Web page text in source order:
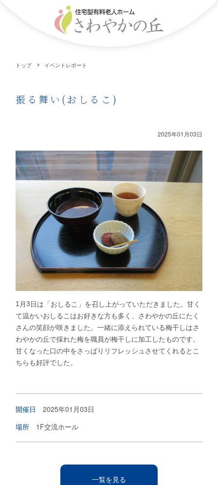
トップ イベントレポート
振る舞い(おしるこ)
2025年01月03日
1 月3日は「おしるこ」を召し上がっていただきました。甘く
て温かいおしるこはお好きな方も多く、さわやかの丘にたく
さんの笑顔が咲きました。一緒に添えられている梅干しはさ
わやかの丘で採れた梅を職員が梅干しに加工したものです。
甘くなった口の中をさっぱりリフレッシュさせてくれるとこ
ちらも好評でした。
開催日
2025年01月03日
場所
1F交流ホール
一覧を見る